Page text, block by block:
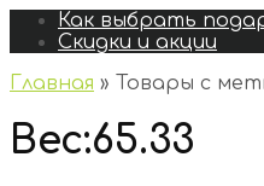
Как выбрать
Скидки и акции
Главная » Товары с
Вес:65.33